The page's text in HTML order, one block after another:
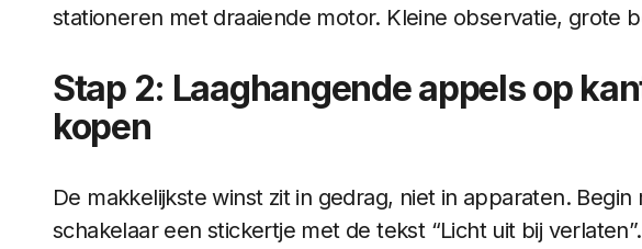
stationeren met draaiende motor. Kleine observatie, grote
Stap 2: Laaghangende appels op
kopen
De makkelijkste winst zit in gedrag, niet in apparaten.
schakelaar een stickertje met de tekst “Licht uit bij